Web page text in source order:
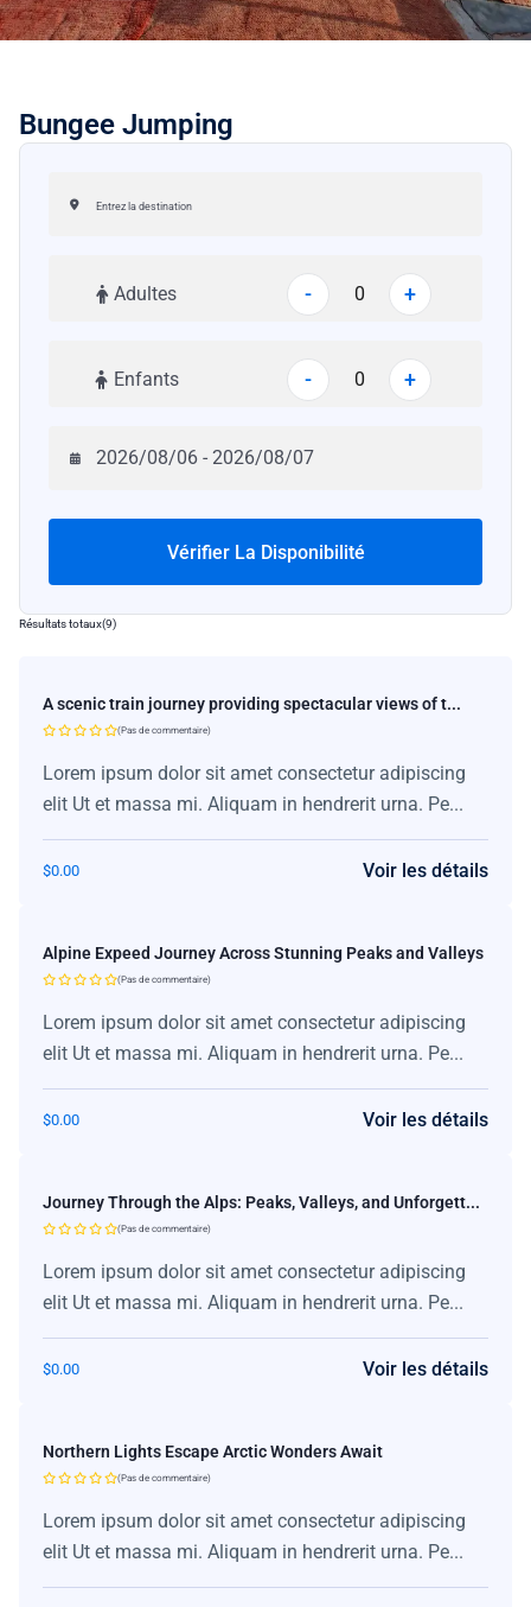
Bungee Jumping
Résultats totaux(9)
A scenic train journey providing spectacular views of t...
(Pas de commentaire)
Lorem ipsum dolor sit amet consectetur adipiscing
elit Ut et massa mi. Aliquam in hendrerit urna. Pe...
$0.00 Voir les détails
Alpine Expeed Journey Across Stunning Peaks and Valleys
(Pas de commentaire)
Lorem ipsum dolor sit amet consectetur adipiscing
elit Ut et massa mi. Aliquam in hendrerit urna. Pe...
$0.00 Voir les détails
Journey Through the Alps: Peaks, Valleys, and Unforgett...
(Pas de commentaire)
Lorem ipsum dolor sit amet consectetur adipiscing
elit Ut et massa mi. Aliquam in hendrerit urna. Pe...
$0.00 Voir les détails
Northern Lights Escape Arctic Wonders Await
(Pas de commentaire)
Lorem ipsum dolor sit amet consectetur adipiscing
elit Ut et massa mi. Aliquam in hendrerit urna. Pe...
Adultes - +
Enfants - +
Vérifier La Disponibilité